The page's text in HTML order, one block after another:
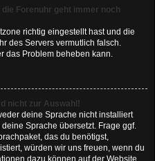
Forenuhr geht immer noch
richtig eingestellt hast und die
des Servers vermutlich falsch.
das Problem beheben kann.
nicht zur Auswahl!
deine Sprache nicht installiert
Sprache übersetzt. Frage ggf.
das du benötigst,
würden wir uns freuen, wenn du
dazu können auf der Website